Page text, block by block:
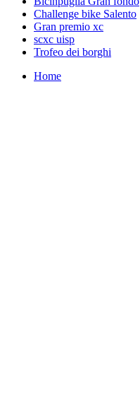
Challenge bike Salento
Gran premio xc
scxc uisp
Trofeo dei borghi
Home